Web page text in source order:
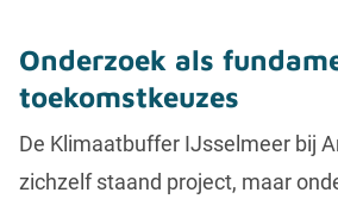
Onderzoek als
toekomstkeuzes
De Klimaatbuffer IJsselmeer bij
zichzelf staand project, maar